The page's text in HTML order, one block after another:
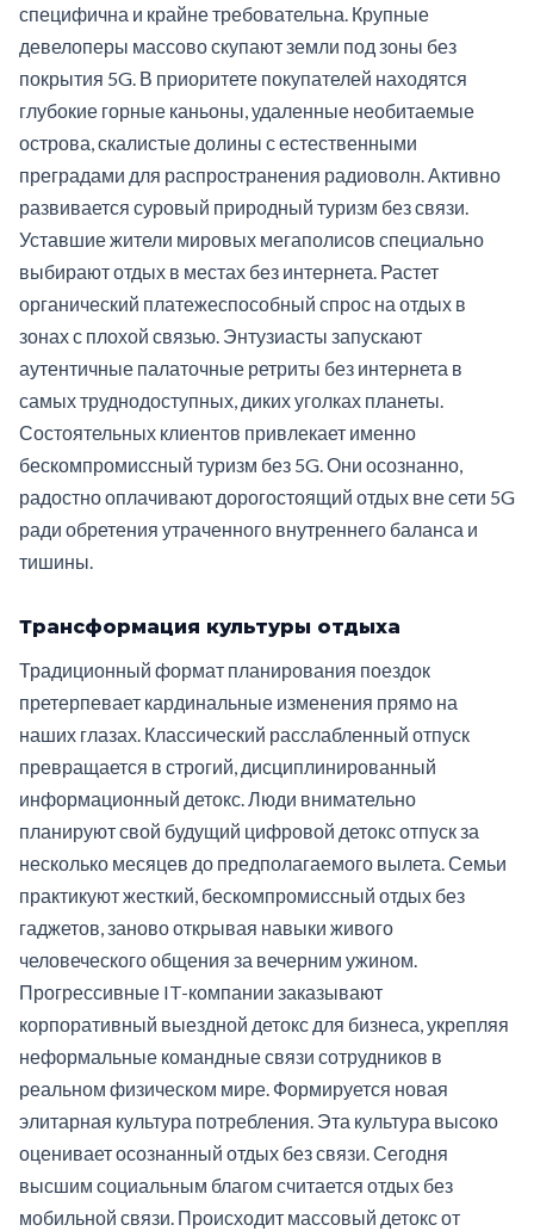
специфична и крайне требовательна. Крупные
девелоперы массово скупают земли под зоны без
покрытия 5G. В приоритете покупателей находятся
глубокие горные каньоны, удаленные необитаемые
острова, скалистые долины с естественными
преградами для распространения радиоволн. Активно
развивается суровый природный туризм без связи.
Уставшие жители мировых мегаполисов специально
выбирают отдых в местах без интернета. Растет
органический платежеспособный спрос на отдых в
зонах с плохой связью. Энтузиасты запускают
аутентичные палаточные ретриты без интернета в
самых труднодоступных, диких уголках планеты.
Состоятельных клиентов привлекает именно
бескомпромиссный туризм без 5G. Они осознанно,
радостно оплачивают дорогостоящий отдых вне сети 5G
ради обретения утраченного внутреннего баланса и
тишины.
Трансформация культуры отдыха
Традиционный формат планирования поездок
претерпевает кардинальные изменения прямо на
наших глазах. Классический расслабленный отпуск
превращается в строгий, дисциплинированный
информационный детокс. Люди внимательно
планируют свой будущий цифровой детокс отпуск за
несколько месяцев до предполагаемого вылета. Семьи
практикуют жесткий, бескомпромиссный отдых без
гаджетов, заново открывая навыки живого
человеческого общения за вечерним ужином.
Прогрессивные IT-компании заказывают
корпоративный выездной детокс для бизнеса, укрепляя
неформальные командные связи сотрудников в
реальном физическом мире. Формируется новая
элитарная культура потребления. Эта культура высоко
оценивает осознанный отдых без связи. Сегодня
высшим социальным благом считается отдых без
мобильной связи. Происходит массовый детокс от